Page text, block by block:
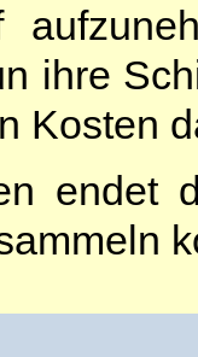
ihre
Kosten
endet